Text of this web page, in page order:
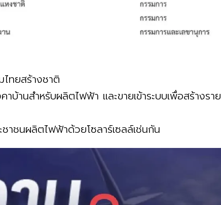
ทยสร้างชาติ
บ้านสำหรับผลิตไฟฟ้า และขายเข้าระบบเพื่อสร้างราย
าชนผลิตไฟฟ้าด้วยโซลาร์เซลล์เช่นกัน